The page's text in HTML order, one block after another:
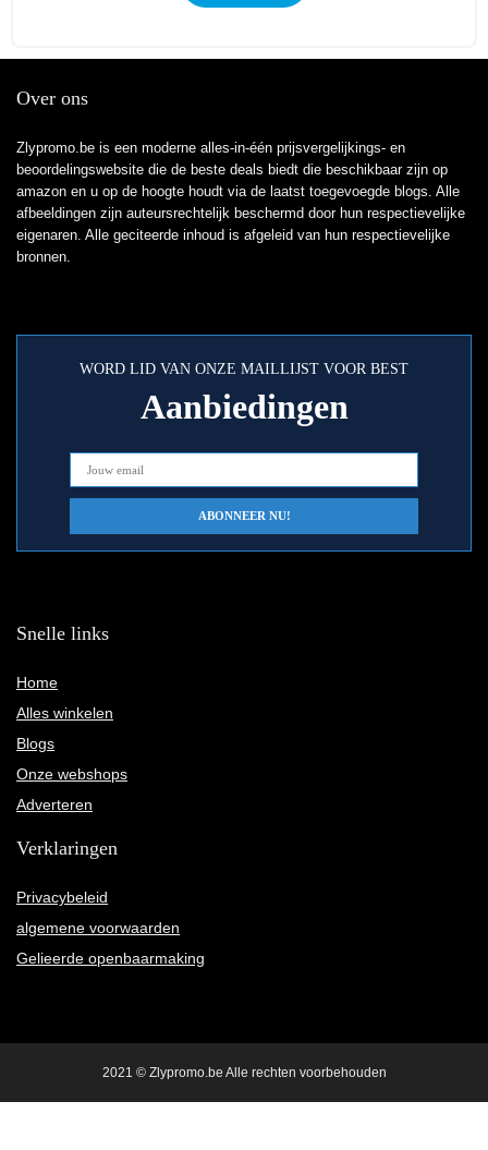
Over ons
Zlypromo.be is een moderne alles-in-één prijsvergelijkings- en
beoordelingswebsite die de beste deals biedt die beschikbaar zijn op
amazon en u op de hoogte houdt via de laatst toegevoegde blogs. Alle
afbeeldingen zijn auteursrechtelijk beschermd door hun respectievelijke
eigenaren. Alle geciteerde inhoud is afgeleid van hun respectievelijke
bronnen.
WORD LID VAN ONZE MAILLIJST VOOR BEST
Aanbiedingen
Snelle links
Home
Alles winkelen
Blogs
Onze webshops
Adverteren
Verklaringen
Privacybeleid
algemene voorwaarden
Gelieerde openbaarmaking
2021 © Zlypromo.be Alle rechten voorbehouden